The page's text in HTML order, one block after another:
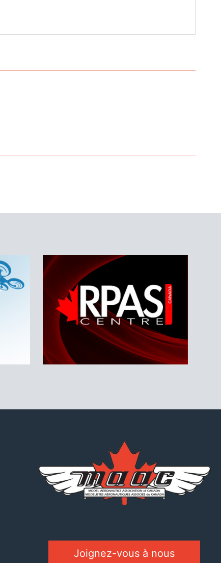
Joignez-vous à nous